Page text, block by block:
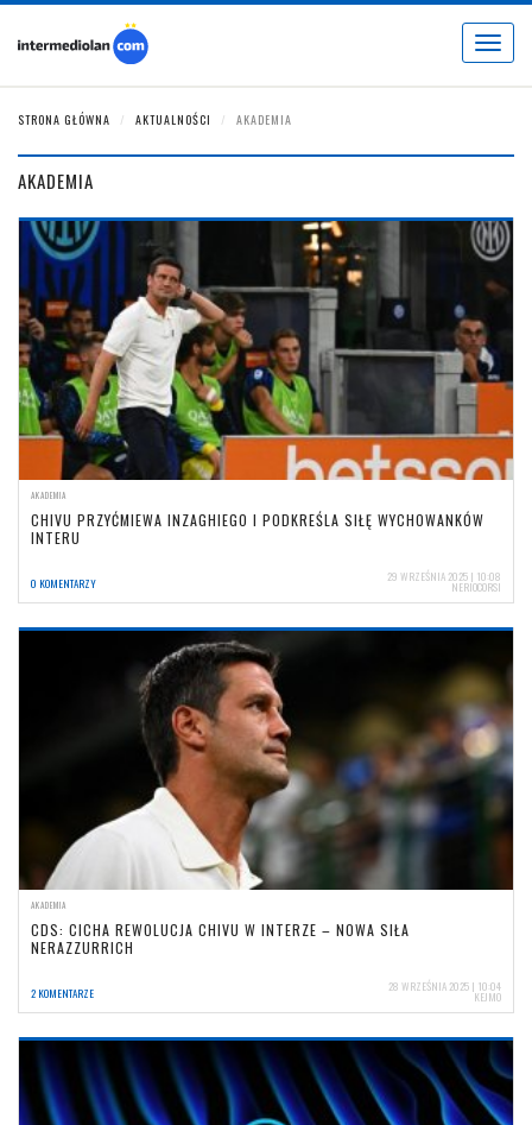
Toggle
STRONA GŁÓWNA AKTUALNOŚCI AKADEMIA
AKADEMIA
AKADEMIA
CHIVU PRZYĆMIEWA INZAGHIEGO I PODKREŚLA SIŁĘ WYCHOWANKÓW
INTERU
0 KOMENTARZY 29 WRZEŚNIA 2025 | 10:08
NERIOCORSI
AKADEMIA
CDS: CICHA REWOLUCJA CHIVU W INTERZE – NOWA SIŁA
NERAZZURRICH
2 KOMENTARZE 28 WRZEŚNIA 2025 | 10:04
KEJMO